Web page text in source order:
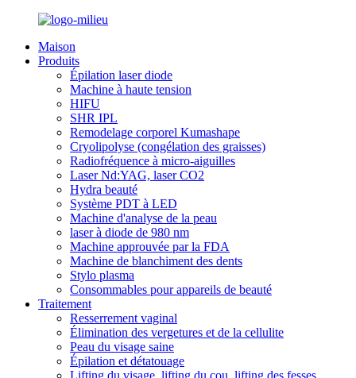
Maison
Produits
Épilation laser diode
Machine à haute tension
HIFU
SHR IPL
Remodelage corporel Kumashape
Cryolipolyse (congélation des graisses)
Radiofréquence à micro-aiguilles
Laser Nd:YAG, laser CO2
Hydra beauté
Système PDT à LED
Machine d'analyse de la peau
laser à diode de 980 nm
Machine approuvée par la FDA
Machine de blanchiment des dents
Stylo plasma
Consommables pour appareils de beauté
Traitement
Resserrement vaginal
Élimination des vergetures et de la cellulite
Peau du visage saine
Épilation et détatouage
Lifting du visage, lifting du cou, lifting des fesses